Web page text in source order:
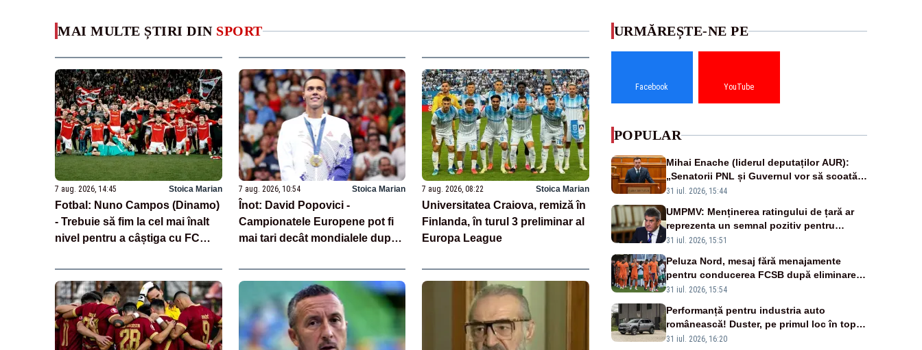
MAI MULTE ȘTIRI DIN SPORT
7 aug. 2026, 14:45 Stoica Marian
Fotbal: Nuno Campos (Dinamo)
- Trebuie să fim la cel mai înalt
nivel pentru a câștiga cu FC
7 aug. 2026, 10:54 Stoica Marian
Înot: David Popovici -
Campionatele Europene pot fi
mai tari decât mondialele după
7 aug. 2026, 08:22 Stoica Marian
Universitatea Craiova, remiză în
Finlanda, în turul 3 preliminar al
Europa League
URMĂREȘTE-NE PE
Facebook YouTube
POPULAR
Mihai Enache (liderul deputaților AUR):
„Senatorii PNL și Guvernul vor să scoată
la vânzare bunuri publice pentru a stinge
31 iul. 2026, 15:44
UMPMV: Menținerea ratingului de țară ar
reprezenta un semnal pozitiv pentru
România. Autoritățile trebuie să continue
financiare
31 iul. 2026, 15:51
Peluza Nord, mesaj fără menajamente
pentru conducerea FCSB după eliminarea
rușinoasă din Conference League
31 iul. 2026, 15:54
Performanță pentru industria auto
românească! Duster, pe primul loc în topul
vânzărilor din Ucraina
31 iul. 2026, 16:20